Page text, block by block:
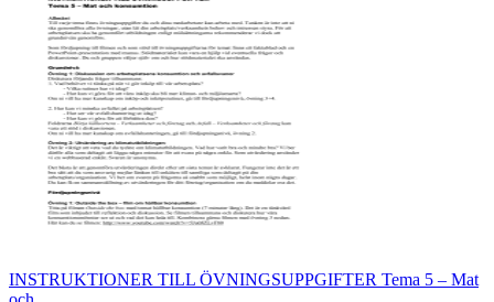
INSTRUKTIONER TILL ÖVNINGSUPPGIFTER Tema 5 – Mat